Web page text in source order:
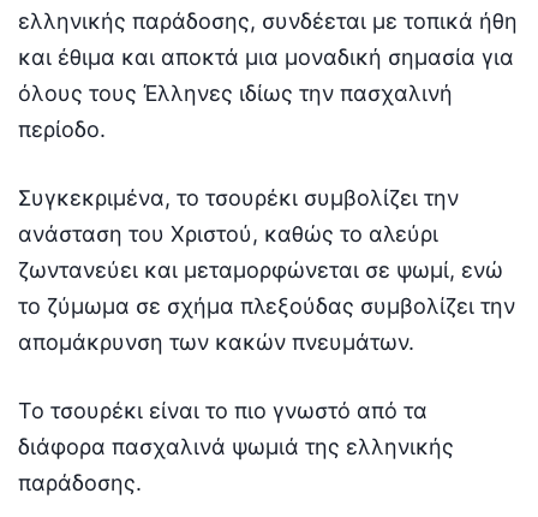
ελληνικής παράδοσης, συνδέεται με τοπικά ήθη
και έθιμα και αποκτά μια μοναδική σημασία για
όλους τους Έλληνες ιδίως την πασχαλινή
περίοδο.
Συγκεκριμένα, το τσουρέκι συμβολίζει την
ανάσταση του Χριστού, καθώς το αλεύρι
ζωντανεύει και μεταμορφώνεται σε ψωμί, ενώ
το ζύμωμα σε σχήμα πλεξούδας συμβολίζει την
απομάκρυνση των κακών πνευμάτων.
Το τσουρέκι είναι το πιο γνωστό από τα
διάφορα πασχαλινά ψωμιά της ελληνικής
παράδοσης.